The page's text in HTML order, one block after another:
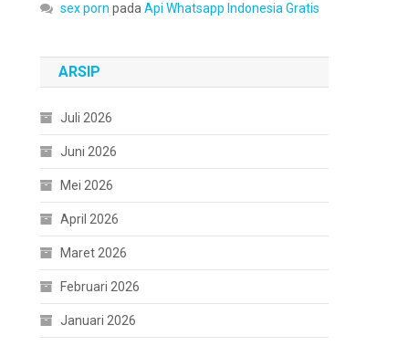
sex porn padaApi Whatsapp Indonesia Gratis
ARSIP
Juli 2026
Juni 2026
Mei 2026
April 2026
Maret 2026
Februari 2026
Januari 2026